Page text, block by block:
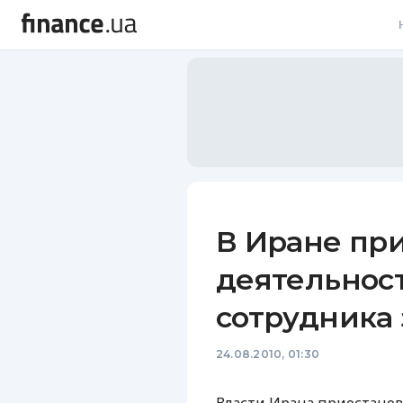
В Иране
24.08.2010, 01:30